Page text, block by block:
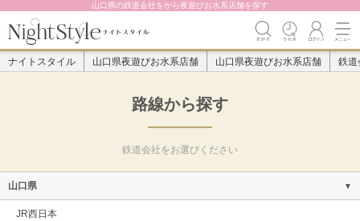
山口県の鉄道会社をから夜遊びお水系店舗を探す
ナイトスタイル 山口県夜遊びお水系店舗 山口県夜遊びお水系店舗 鉄道
路線から探す
鉄道会社をお選びください
山口県
JR西日本